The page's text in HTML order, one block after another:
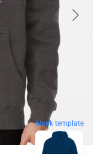
blank template